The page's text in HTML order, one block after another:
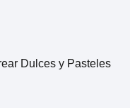
Dulces y Pasteles